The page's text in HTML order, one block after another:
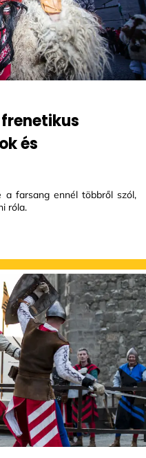
és
a farsang ennél többről szól,
róla.